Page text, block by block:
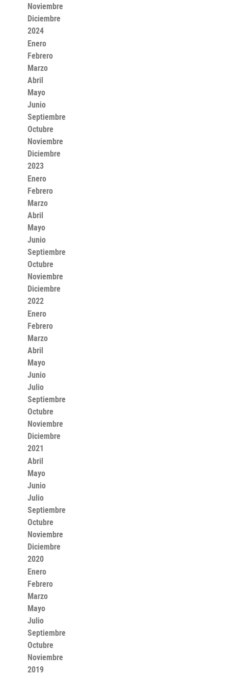
Noviembre
Diciembre
2024
Enero
Febrero
Marzo
Abril
Mayo
Junio
Septiembre
Octubre
Noviembre
Diciembre
2023
Enero
Febrero
Marzo
Abril
Mayo
Junio
Septiembre
Octubre
Noviembre
Diciembre
2022
Enero
Febrero
Marzo
Abril
Mayo
Junio
Julio
Septiembre
Octubre
Noviembre
Diciembre
2021
Abril
Mayo
Junio
Julio
Septiembre
Octubre
Noviembre
Diciembre
2020
Enero
Febrero
Marzo
Mayo
Julio
Septiembre
Octubre
Noviembre
2019